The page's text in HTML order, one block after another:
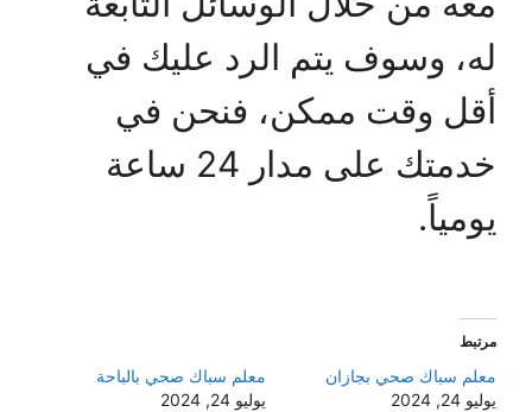
له، وسوف يتم الرد عليك في
أقل وقت ممكن، فنحن في
خدمتك على مدار 24 ساعة
يومياً.
مرتبط
معلم سباك صحي بجازان
يوليو 24, 2024
معلم سباك صحي بالباحة
يوليو 24, 2024